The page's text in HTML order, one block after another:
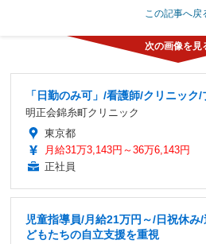
この記事へ戻
「日勤のみ可」/看護師/クリニック
明正会錦糸町クリニック
東京都
月給31万3,143円～36万6,143円
正社員
児童指導員/月給21万円～/日祝休み
どもたちの自立支援を重視